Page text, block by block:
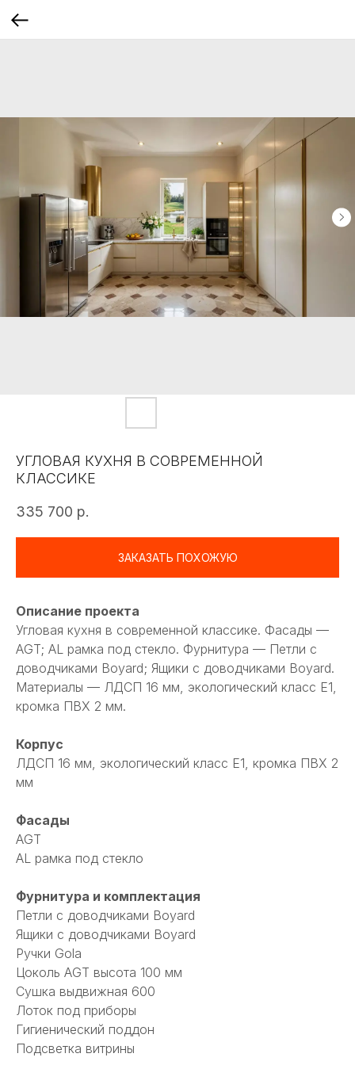
УГЛОВАЯ КУХНЯ В СОВРЕМЕННОЙ
КЛАССИКЕ
335 700 р.
ЗАКАЗАТЬ ПОХОЖУЮ
Описание проекта
Угловая кухня в современной классике. Фасады —
AGT; AL рамка под стекло. Фурнитура — Петли с
доводчиками Boyard; Ящики с доводчиками Boyard.
Материалы — ЛДСП 16 мм, экологический класс Е1,
кромка ПВХ 2 мм.
Корпус
ЛДСП 16 мм, экологический класс Е1, кромка ПВХ 2
мм
Фасады
AGT
AL рамка под стекло
Фурнитура и комплектация
Петли с доводчиками Boyard
Ящики с доводчиками Boyard
Ручки Gola
Цоколь AGT высота 100 мм
Сушка выдвижная 600
Лоток под приборы
Гигиенический поддон
Подсветка витрины